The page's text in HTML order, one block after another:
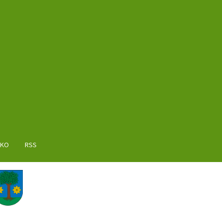
RSS